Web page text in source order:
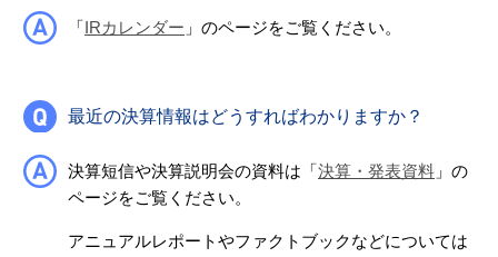
「IRカレンダー 」のページをご覧ください。
最近の決算情報はどうすればわかりますか？
決算短信や決算説明会の資料は「決算・発表資料 」の
ページをご覧ください。
アニュアルレポートやファクトブックなどについては